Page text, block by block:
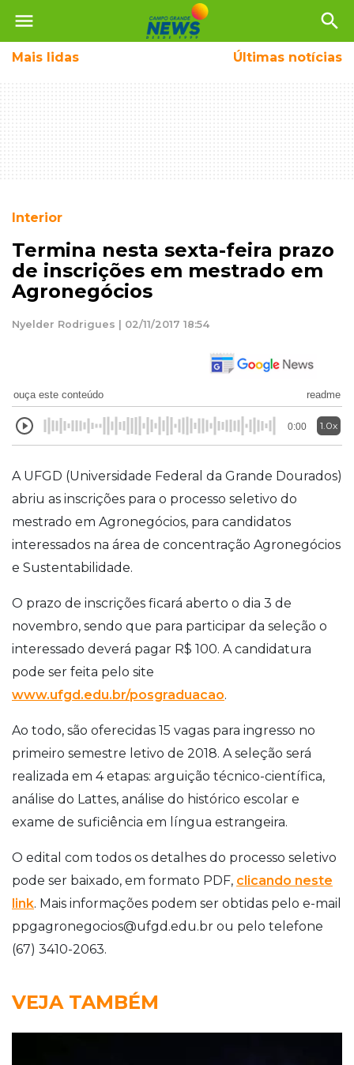
menu search
Mais lidas Últimas notícias
Interior
Termina nesta sexta-feira prazo
de inscrições em mestrado em
Agronegócios
Nyelder Rodrigues | 02/11/2017 18:54
ouça este conteúdo readme
0:00 1.0x
A UFGD (Universidade Federal da Grande Dourados)
abriu as inscrições para o processo seletivo do
mestrado em Agronegócios, para candidatos
interessados na área de concentração Agronegócios
e Sustentabilidade.
O prazo de inscrições ficará aberto o dia 3 de
novembro, sendo que para participar da seleção o
interessado deverá pagar R$ 100. A candidatura
pode ser feita pelo site
www.ufgd.edu.br/posgraduacao.
Ao todo, são oferecidas 15 vagas para ingresso no
primeiro semestre letivo de 2018. A seleção será
realizada em 4 etapas: arguição técnico-científica,
análise do Lattes, análise do histórico escolar e
exame de suficiência em língua estrangeira.
O edital com todos os detalhes do processo seletivo
pode ser baixado, em formato PDF, clicando neste
link. Mais informações podem ser obtidas pelo e-mail
ppgagronegocios@ufgd.edu.br ou pelo telefone
(67) 3410-2063.
VEJA TAMBÉM